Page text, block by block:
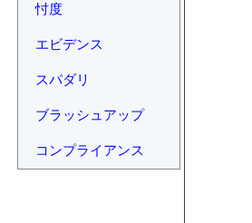
忖度
エビデンス
スパダリ
ブラッシュアップ
コンプライアンス